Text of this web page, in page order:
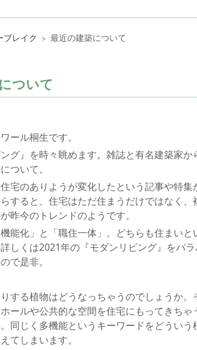
ブレイク ＞ 最近の建築について
ついて
ール桐生です。
グ』を時々眺めます。雑誌と有名建築家
ついて。
宅のありようが変化したという記事や特
すると、住宅はただ住まうだけではなく
昨今のトレンドのようです。
能化」と「職住一体」。どちらも住まい
しくは2021年の『モダンリビング』をパ
で是非。
する植物はどうなっちゃうのでしょうか
ールや公共的な空間を住宅にもってきち
同じく多機能というキーワードをどうい
てしまいます。